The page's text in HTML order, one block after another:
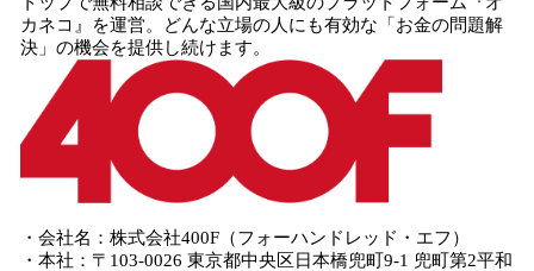
カネコ』を運営。どんな立場の人にも有効な「お金の問題解
決」の機会を提供し続けます。
・会社名：株式会社400F（フォーハンドレッド・エフ）
・本社：〒103-0026 東京都中央区日本橋兜町9-1 兜町第2平和